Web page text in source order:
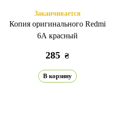
Заканчивается
Копия оригинального Redmi
6A красный
285 ₴
В корзину